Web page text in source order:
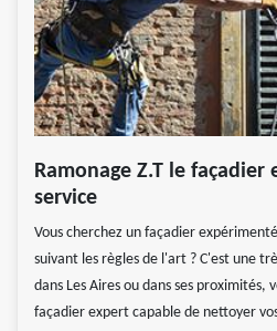
Ramonage Z.T le
service
Vous cherchez un façadier
suivant les règles de l'art ? C'est une
dans Les Aires ou dans ses proximités,
façadier expert capable de nettoyer